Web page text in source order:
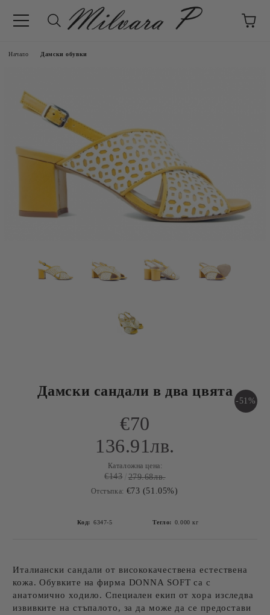
Начало Дамски обувки
Дамски сандали в два цвята
-51%
€70
136.91лв.
Каталожна цена:
€143 279.68лв.
Отстъпка: €73 (51.05%)
Код: 6347-5 Тегло: 0.000 кг
Италиански сандали от висококачествена естествена
кожа. Обувките на фирма DONNA SOFT са с
анатомично ходило. Специален екип от хора изследва
извивките на стъпалото, за да може да се предостави